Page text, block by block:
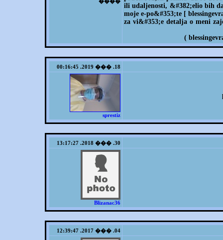
ili udaljenosti, &#382;elio bih
moje e-po&#353;te [
za vi&#353;e detalja o meni
18. ��� 2019. 00:16:45
sprestiz
30. ��� 2018. 13:17:27
Blizanac36
04. ��� 2017. 12:39:47